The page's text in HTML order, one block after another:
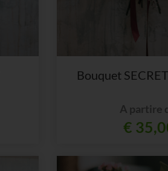
Bouquet
A partire
€